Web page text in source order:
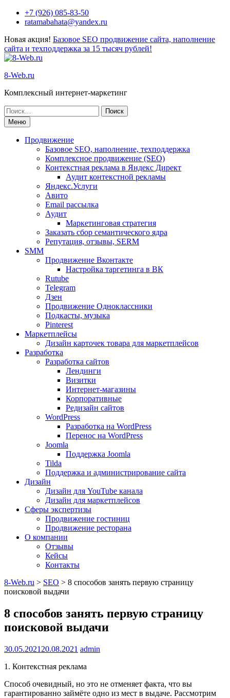
+7 (926) 085-83-50
ratamabahata@yandex.ru
Новая акция! Базовое SEO продвижение сайта, наполнение
сайта и техподдержка за 15 тысяч рублей!
8-Web.ru
Комплексный интернет-маркетинг
Меню
Продвижение
Базовое SEO, наполнение, техподдержка
Комплексное продвижение (SEO)
Контекстная реклама в Яндекс Директ
Аудит контекстной рекламы
Яндекс.Услуги
Авито
Email рассылка
Аудит
Маркетинговая стратегия
Заказать сбор семантического ядра
Репутация, отзывы, SERM
SMM
Продвижение Вконтакте
Настройка таргетинга в ВК
Rutube
Telegram
Дзен
Продвижение Одноклассники
Подкасты, музыка
Pinterest
Маркетплейсы
Дизайн карточек товара для маркетплейсов
Разработка
Разработка сайтов
Лендинги
Визитки
Интернет-магазины
Корпоративные
Редизайн сайтов
WordPress
Разработка на WordPress
Перенос на WordPress
Joomla
Поддержка Joomla
Tilda
Поддержка и администрирование сайта
Дизайн
Дизайн для YouTube канала
Дизайн для маркетплейсов
Сферы экспертизы
Продвижение гостиниц
Продвижение ресторана
О компании
Отзывы
Кейсы
Контакты
8-Web.ru > SEO > 8 способов занять первую страницу
поисковой выдачи
8 способов занять первую страницу
поисковой выдачи
30.05.2021 20.08.2021 admin
1. Контекстная реклама
Способ очевидный, но это не отменяет факта, что вы
гарантированно займёте одно из мест в выдаче. Рассмотрим